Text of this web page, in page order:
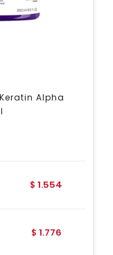
Alpha
$ 1.554
$ 1.776